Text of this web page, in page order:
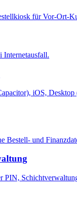
für Vor-Ort-
Internetausfall.
iOS, Desktop
Bestell- und
PIN,